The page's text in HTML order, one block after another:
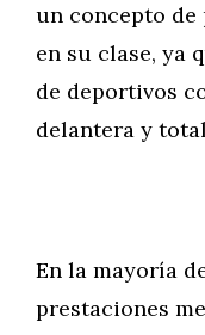
un concepto
en su clase, ya
de deportivos
delantera y
En la mayoría
prestaciones